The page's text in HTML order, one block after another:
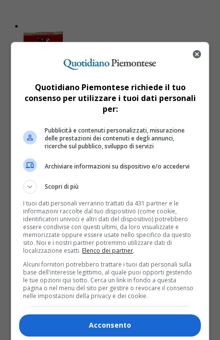
Rischio microbiologico: richiamato
dal Ministero un lotto di
Simmenthal
Il lotto interessato è G156.
Quotidiano Piemontese richiede il tuo
consenso per utilizzare i tuoi dati personali
per:
Pubblicità e contenuti personalizzati, misurazione
delle prestazioni dei contenuti e degli annunci,
ricerche sul pubblico, sviluppo di servizi
Archiviare informazioni su dispositivo e/o accedervi
Scopri di più
I tuoi dati personali verranno trattati da 431 partner e le
informazioni raccolte dal tuo dispositivo (come cookie,
identificatori univoci e altri dati del dispositivo) potrebbero
essere condivise con questi ultimi, da loro visualizzate e
memorizzate oppure essere usate nello specifico da questo
sito. Noi e i nostri partner potremmo utilizzare dati di
localizzazione esatti. Elenco dei partner.
Alcuni fornitori potrebbero trattare i tuoi dati personali sulla
base dell'interesse legittimo, al quale puoi opporti gestendo
le tue opzioni qui sotto. Cerca un link in fondo a questa
pagina o nel menu del sito per gestire o revocare il consenso
nelle impostazioni della privacy e dei cookie.
Acconsento